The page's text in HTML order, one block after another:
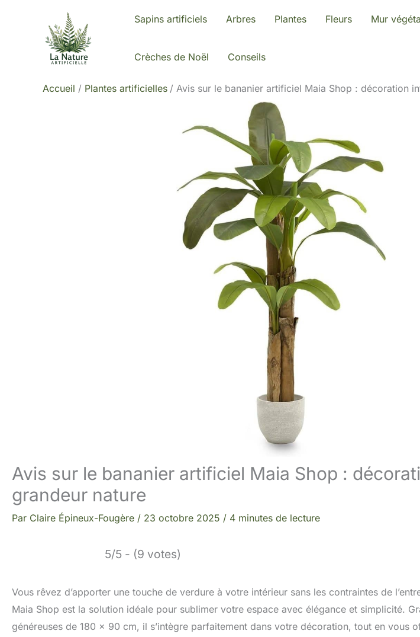
Sapins artificiels Arbres Plantes Fleurs Mur
Crèches de Noël Conseils
Accueil Plantes artificielles Avis sur le bananier artificiel Maia Shop : décoration
Avis sur le bananier artificiel Maia Shop :
grandeur nature
Par Claire Épineux-Fougère / 23 octobre 2025 / 4 minutes de lecture
5/5 - (9 votes)
Vous rêvez d’apporter une touche de verdure à votre intérieur sans les contraintes de
Maia Shop est la solution idéale pour sublimer votre espace avec élégance et simplicité.
généreuses de 180 x 90 cm, il s’intègre parfaitement dans votre décoration, tout en vous